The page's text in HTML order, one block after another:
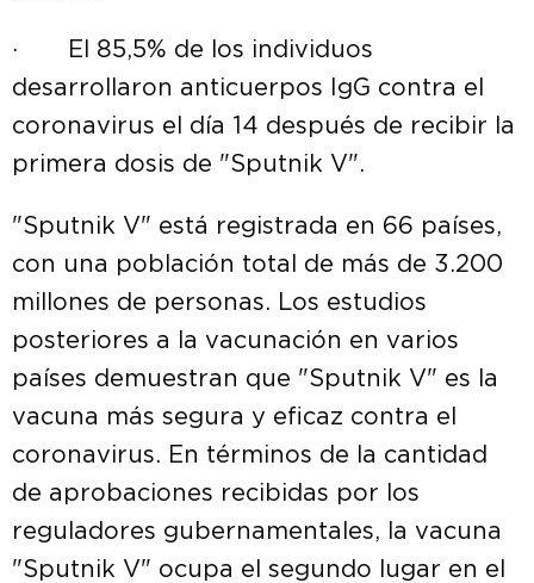
· El 85,5% de los individuos
desarrollaron anticuerpos IgG contra el
coronavirus el día 14 después de recibir la
primera dosis de "Sputnik V".
"Sputnik V" está registrada en 66 países,
con una población total de más de 3.200
millones de personas. Los estudios
posteriores a la vacunación en varios
países demuestran que "Sputnik V" es la
vacuna más segura y eficaz contra el
coronavirus. En términos de la cantidad
de aprobaciones recibidas por los
reguladores gubernamentales, la vacuna
"Sputnik V" ocupa el segundo lugar en el